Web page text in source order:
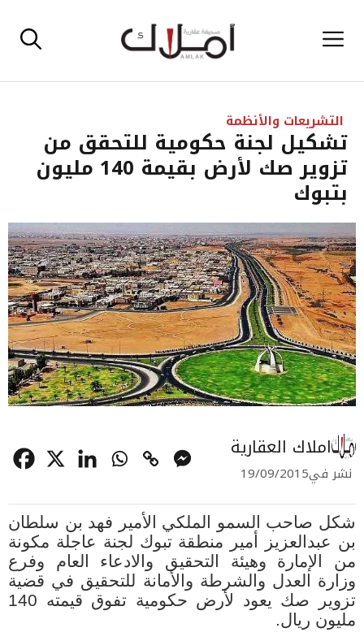
إلى القائمة
التشريعات والأنظمة
تشكيل لجنة حكومية للتحقق من
تزوير صك لأرض بقيمة 140 مليون
بتبوك
املاك العقارية
نشر في19/09/2015
شكل صاحب السمو الملكي الأمير فهد بن سلطان
بن عبدالعزيز أمير منطقة تبوك لجنة عاجلة مكونة
من الإمارة وهيئة التحقيق والادعاء العام وفرع
وزارة العدل والشرطة والأمانة للتحقيق في قضية
تزوير صك يعود لأرض حكومية تفوق قيمته 140
مليون ريال.